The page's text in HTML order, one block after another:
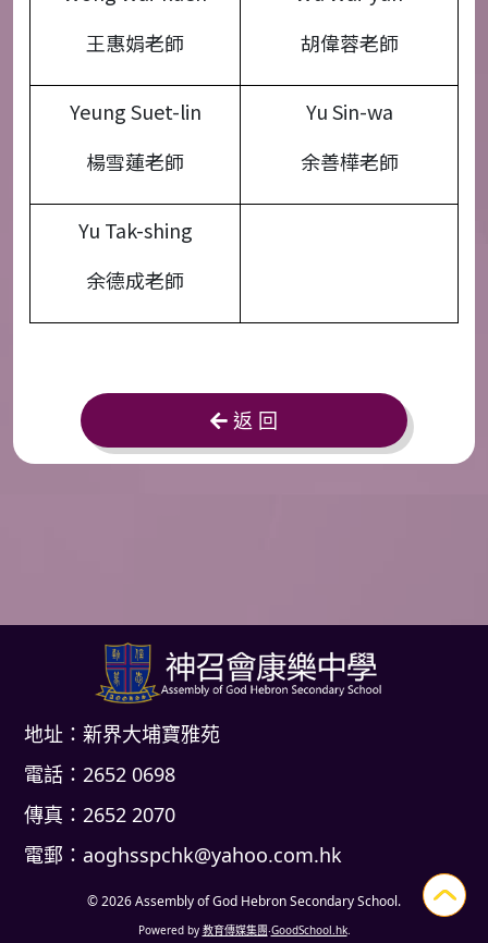
王惠娟老師
胡偉蓉老師
Yeung Suet-lin
楊雪蓮老師
Yu Sin-wa
余善樺老師
Yu Tak-shing
余德成老師
返 回
地址：新界大埔寶雅苑
電話：2652 0698
傳真：2652 2070
電郵： aoghsspchk@yahoo.com.hk
© 2026Assembly of God Hebron Secondary School.
Powered by 教育傳媒集團‧GoodSchool.hk.